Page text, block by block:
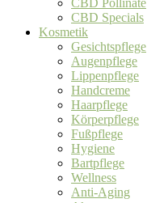
CBD Specials
Kosmetik
Gesichtspflege
Augenpflege
Lippenpflege
Handcreme
Haarpflege
Körperpflege
Fußpflege
Hygiene
Bartpflege
Wellness
Anti-Aging